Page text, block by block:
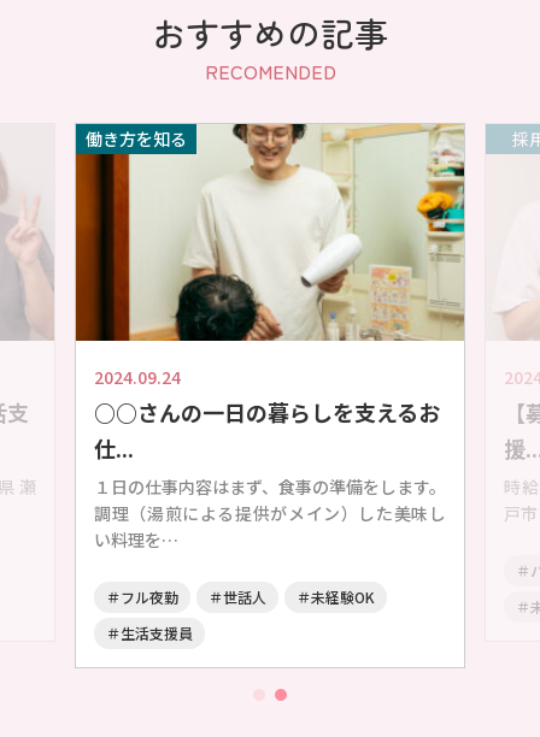
おすすめの記事
RECOMENDED
支
瀬
働き方を知る
2024.09.24
○○さんの一日の暮らしを支えるお
仕...
１日の仕事内容はまず、食事の準備をします。
調理（湯煎による提供がメイン）した美味し
い料理を…
＃フル夜勤 ＃世話人
＃未経験OK
＃生活支援員
採
援
時
戸
＃
＃